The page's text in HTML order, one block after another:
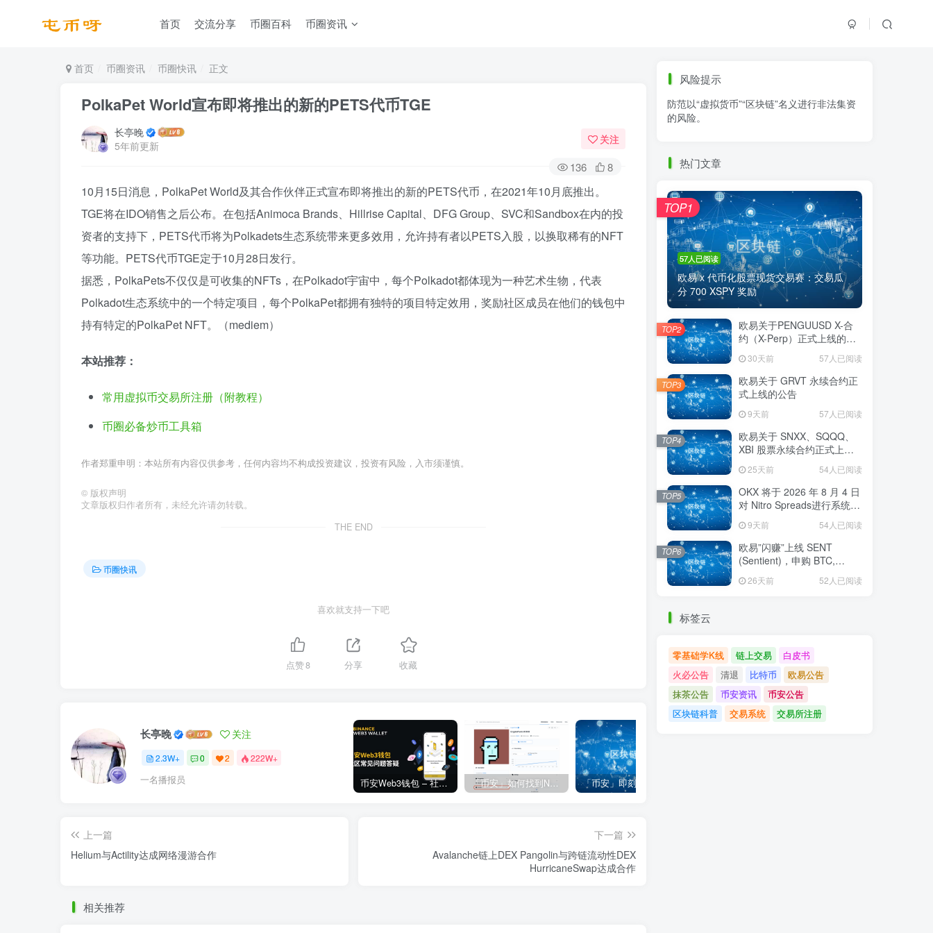
首页 交流分享 币圈百科 币圈资讯
首页 币圈资讯 币圈快讯 正文
PolkaPet World宣布即将推出的新的PETS代币TGE
长亭晚
5年前更新
关注
136 8
10月15日消息，PolkaPet World及其合作伙伴正式宣布即将推出的新的PETS代币，在2021年10月底推出。
TGE将在IDO销售之后公布。在包括Animoca Brands、Hillrise Capital、DFG Group、SVC和Sandbox在内的投
资者的支持下，PETS代币将为Polkadets生态系统带来更多效用，允许持有者以PETS入股，以换取稀有的NFT
等功能。PETS代币TGE定于10月28日发行。
据悉，PolkaPets不仅仅是可收集的NFTs，在Polkadot宇宙中，每个Polkadot都体现为一种艺术生物，代表
Polkadot生态系统中的一个特定项目，每个PolkaPet都拥有独特的项目特定效用，奖励社区成员在他们的钱包中
持有特定的PolkaPet NFT。（mediem）
本站推荐：
常用虚拟币交易所注册（附教程）
币圈必备炒币工具箱
作者郑重申明：本站所有内容仅供参考，任何内容均不构成投资建议，投资有风险，入市须谨慎。
© 版权声明
文章版权归作者所有，未经允许请勿转载。
THE END
币圈快讯
喜欢就支持一下吧
点赞8 分享 收藏
长亭晚 关注
2.3W+ 0 2 222W+
一名播报员 币安Web3钱包 – 社区常见问题答疑 「币安」如何找到NFT合约地址？
上一篇
Helium与Actility达成网络漫游合作
下一篇
Avalanche链上DEX Pangolin与跨链流动性DEX
HurricaneSwap达成合作
相关推荐
零基础学K线 链上交易
白皮书
火必公告
区块链科普
风险提示
防范以“虚拟货币”“区块链”名义进行非法集资
的风险。
热门文章
57人已阅读
欧易 x 代币化股票现货交易赛：交易瓜
分 700 XSPY 奖励
TOP1
欧易关于PENGUUSD X-合
约（X-Perp）正式上线的公
30天前 57人已阅读
TOP2
欧易关于 GRVT 永续合约正
式上线的公告
9天前 57人已阅读
TOP3
欧易关于 SNXX、SQQQ、
XBI 股票永续合约正式上线
25天前 54人已阅读
TOP4
OKX 将于 2026 年 8 月 4 日
对 Nitro Spreads进行系统维
9天前 54人已阅读
TOP5
欧易”闪赚”上线 SENT
(Sentient)，申购 BTC,
瓜分 32,000,000 SENT 奖励
26天前 52人已阅读
TOP6
标签云
零基础学K线 链上交易
白皮书
火必公告
清退 比特币
欧易公告
抹茶公告
币安资讯
币安公告
区块链科普
交易系统 交易所注册